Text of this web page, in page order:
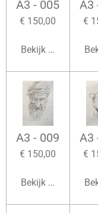
A3 - 005
€ 150,00
Bekijk details
A3
€
A3 - 009
€ 150,00
Bekijk details
A3
€